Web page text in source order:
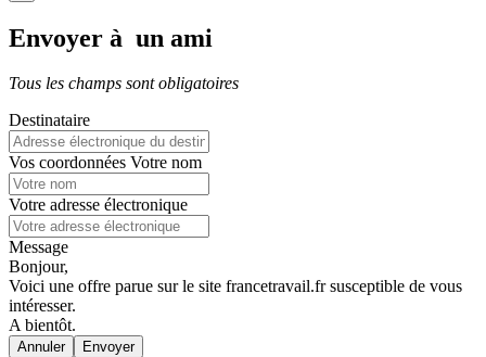
Envoyer à un ami
Tous les champs sont obligatoires
Destinataire
Vos coordonnées Votre nom
Votre adresse électronique
Message
Bonjour,
Voici une offre parue sur le site francetravail.fr susceptible de vous
intéresser.
A bientôt.
Annuler